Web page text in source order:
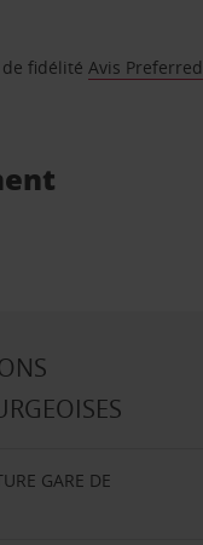
de fidélitéAvis Preferred
GARE DE